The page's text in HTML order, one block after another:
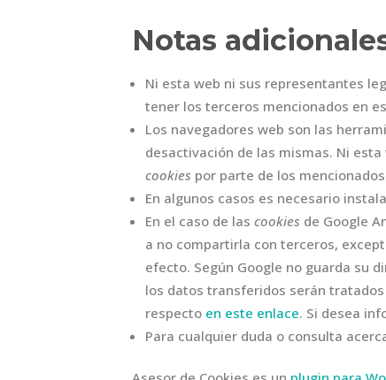
Notas
Ni esta web ni sus representantes
tener los terceros mencionados en
Los navegadores web son las
desactivación de las mismas. Ni
cookies por parte de los
En algunos casos es necesario
En el caso de lascookies de Google
a no compartirla con terceros,
efecto. Según Google no guarda su
los datos transferidos serán
respecto en este enlace. Si desea
Para cualquier duda o consulta